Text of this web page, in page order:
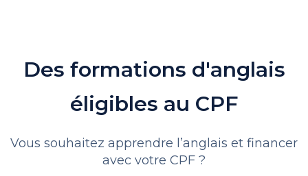
Des formations d'anglais
éligibles au CPF
Vous souhaitez apprendre l’anglais et financer
avec votre CPF ?